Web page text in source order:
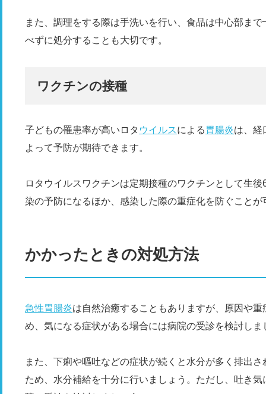
また、調理をする際は手洗いを行い、食品は中心部ま
べずに処分することも大切です。
ワクチンの接種
子どもの罹患率が高いロタ ウイルスによる 胃腸炎は、経
よって予防が期待できます。
ロタウイルスワクチンは定期接種のワクチンとして生
染の予防になるほか、感染した際の重症化を防ぐことが
かかったときの対処方法
急性胃腸炎は自然治癒することもありますが、原因や
め、気になる症状がある場合には病院の受診を検討しま
また、下痢や嘔吐などの症状が続くと水分が多く排出さ
ため、水分補給を十分に行いましょう。ただし、吐き